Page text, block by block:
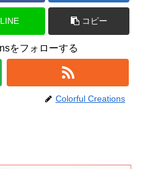
LINE コピー
をフォローする
Colorful Creations